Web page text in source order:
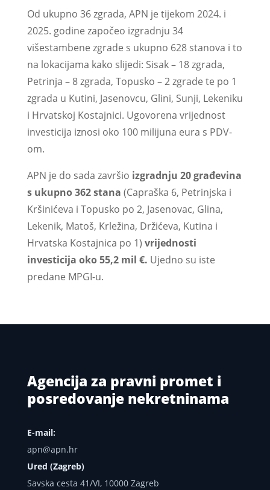
Od ukupno 36 zgrada, APN je tijekom 2024. i
2025. godine započeo izgradnju 34
višestambene zgrade s ukupno 628 stanova i to
na lokacijama kako slijedi: Sisak – 18 zgrada,
Petrinja – 8 zgrada, Topusko – 2 zgrade te po 1
zgrada u Kutini, Jasenovcu, Glini, Sunji, Lekeniku
i Hrvatskoj Kostajnici. Ugovorena vrijednost
investicija iznosi oko 100 milijuna eura s PDV-
om.
APN je do sada završio izgradnju 20 građevina
s ukupno 362 stana (Capraška 6, Petrinjska i
Kršinićeva i Topusko po 2, Jasenovac, Glina,
Lekenik, Matoš, Krležina, Držićeva, Kutina i
Hrvatska Kostajnica po 1) vrijednosti
investicija oko 55,2 mil €. Ujedno su iste
predane MPGI-u.
Agencija za pravni promet i
posredovanje nekretninama
E-mail:
apn@apn.hr
Ured (Zagreb)
Savska cesta 41/VI, 10000 Zagreb